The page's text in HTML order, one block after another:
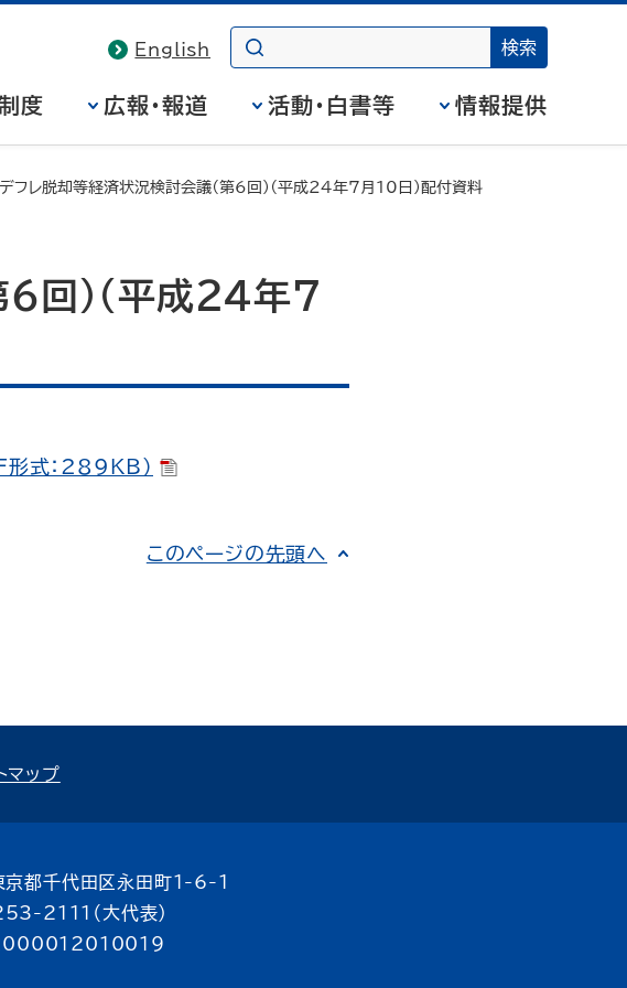
English
度 広報・報道 活動・白書等 情報提供
デフレ脱却等経済状況検討会議（第6回）（平成24年7月10日）配付資料
6回）（平成24年7
形式：289KB）
このページの先頭へ
マップ
都千代田区永田町1-6-1
2111（大代表）
2000012010019